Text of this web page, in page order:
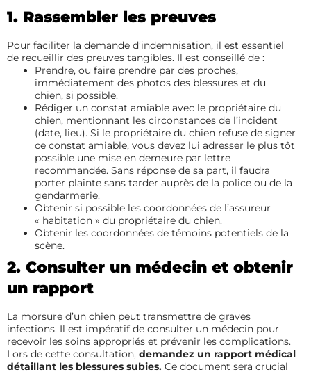
1. Rassembler les preuves
Pour faciliter la demande d’indemnisation, il est essentiel
de recueillir des preuves tangibles. Il est conseillé de :
Prendre, ou faire prendre par des proches,
immédiatement des photos des blessures et du
chien, si possible.
Rédiger un constat amiable avec le propriétaire du
chien, mentionnant les circonstances de l’incident
(date, lieu). Si le propriétaire du chien refuse de signer
ce constat amiable, vous devez lui adresser le plus tôt
possible une mise en demeure par lettre
recommandée. Sans réponse de sa part, il faudra
porter plainte sans tarder auprès de la police ou de la
gendarmerie.
Obtenir si possible les coordonnées de l’assureur
« habitation » du propriétaire du chien.
Obtenir les coordonnées de témoins potentiels de la
scène.
2. Consulter un médecin et obtenir
un rapport
La morsure d’un chien peut transmettre de graves
infections. Il est impératif de consulter un médecin pour
recevoir les soins appropriés et prévenir les complications.
Lors de cette consultation, demandez un rapport médical
détaillant les blessures subies. Ce document sera crucial